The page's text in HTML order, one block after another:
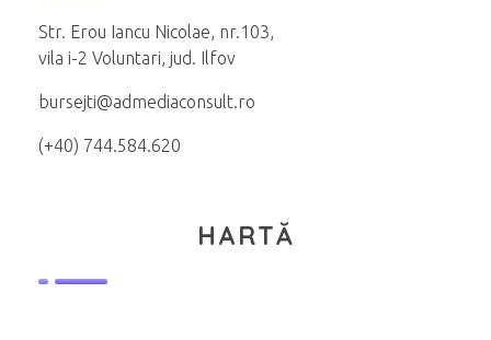
Str. Erou Iancu Nicolae, nr.103,
vila i-2 Voluntari, jud. Ilfov
bursejti@admediaconsult.ro
(+40) 744.584.620
HARTĂ